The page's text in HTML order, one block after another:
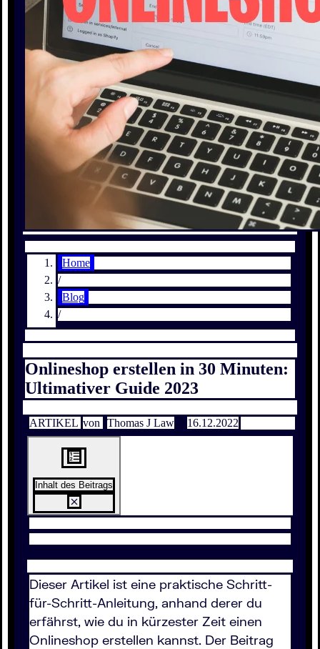
Home
/
Blog
/
Onlineshop erstellen in 30 Minuten:
Ultimativer Guide 2023
ARTIKEL von Thomas J Law 16.12.2022
Inhalt des Beitrags
Dieser Artikel ist eine praktische Schritt-
für-Schritt-Anleitung, anhand derer du
erfährst, wie du in kürzester Zeit einen
Onlineshop erstellen kannst. Der Beitrag